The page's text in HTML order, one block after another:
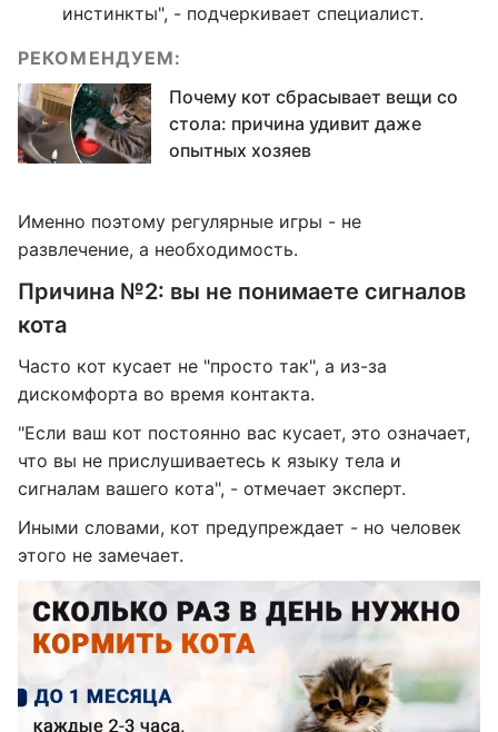
инстинкты", - подчеркивает специалист.
РЕКОМЕНДУЕМ:
Почему кот сбрасывает вещи со
стола: причина удивит даже
опытных хозяев
Именно поэтому регулярные игры - не
развлечение, а необходимость.
Причина №2: вы не понимаете сигналов
кота
Часто кот кусает не "просто так", а из-за
дискомфорта во время контакта.
"Если ваш кот постоянно вас кусает, это означает,
что вы не прислушиваетесь к языку тела и
сигналам вашего кота", - отмечает эксперт.
Иными словами, кот предупреждает - но человек
этого не замечает.